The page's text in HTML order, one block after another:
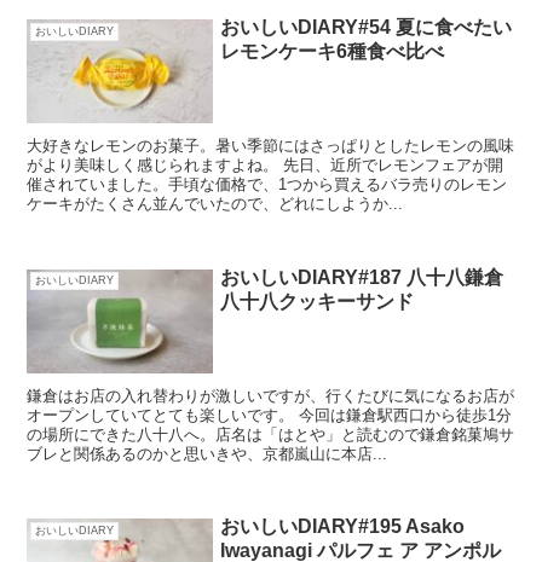
おいしいDIARY
おいしいDIARY#54 夏に食べたい
レモンケーキ6種食べ比べ
大好きなレモンのお菓子。暑い季節にはさっぱりとしたレモンの風味
がより美味しく感じられますよね。 先日、近所でレモンフェアが開
催されていました。手頃な価格で、1つから買えるバラ売りのレモン
ケーキがたくさん並んでいたので、どれにしようか...
おいしいDIARY
おいしいDIARY#187 八十八鎌倉
八十八クッキーサンド
鎌倉はお店の入れ替わりが激しいですが、行くたびに気になるお店が
オープンしていてとても楽しいです。 今回は鎌倉駅西口から徒歩1分
の場所にできた八十八へ。店名は「はとや」と読むので鎌倉銘菓鳩サ
ブレと関係あるのかと思いきや、京都嵐山に本店...
おいしいDIARY
おいしいDIARY#195 Asako
Iwayanagi パルフェ ア アンポル